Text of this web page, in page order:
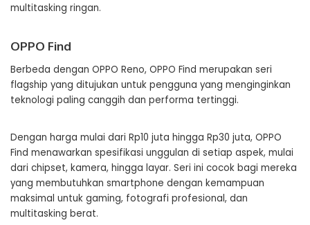
multitasking ringan.
OPPO Find
Berbeda dengan OPPO Reno, OPPO Find merupakan seri
flagship yang ditujukan untuk pengguna yang menginginkan
teknologi paling canggih dan performa tertinggi.
Dengan harga mulai dari Rp10 juta hingga Rp30 juta, OPPO
Find menawarkan spesifikasi unggulan di setiap aspek, mulai
dari chipset, kamera, hingga layar. Seri ini cocok bagi mereka
yang membutuhkan smartphone dengan kemampuan
maksimal untuk gaming, fotografi profesional, dan
multitasking berat.